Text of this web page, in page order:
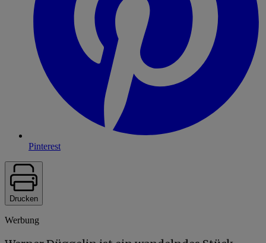
Pinterest
Drucken
Werbung